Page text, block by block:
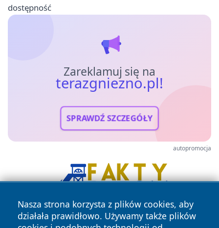
dostępność
Zareklamuj się na
terazgniezno.pl!
SPRAWDŹ SZCZEGÓŁY
autopromocja
Nasza strona korzysta z plików cookies, aby
działała prawidłowo. Używamy także plików